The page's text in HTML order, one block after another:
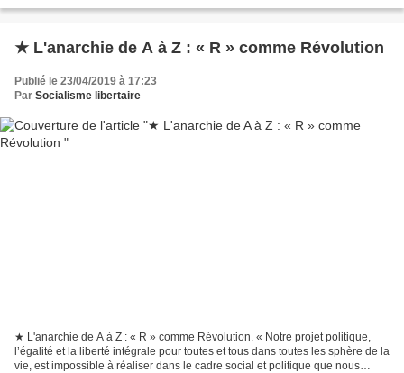
★ L'anarchie de A à Z : « R » comme Révolution
Publié le 23/04/2019 à 17:23
Par Socialisme libertaire
★ L'anarchie de A à Z : « R » comme Révolution. « Notre projet politique,
l’égalité et la liberté intégrale pour toutes et tous dans toutes les sphère de la
vie, est impossible à réaliser dans le cadre social et politique que nous